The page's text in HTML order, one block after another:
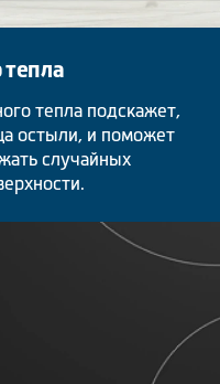
тепла
тепла подскажет,
остыли, и поможет
случайных